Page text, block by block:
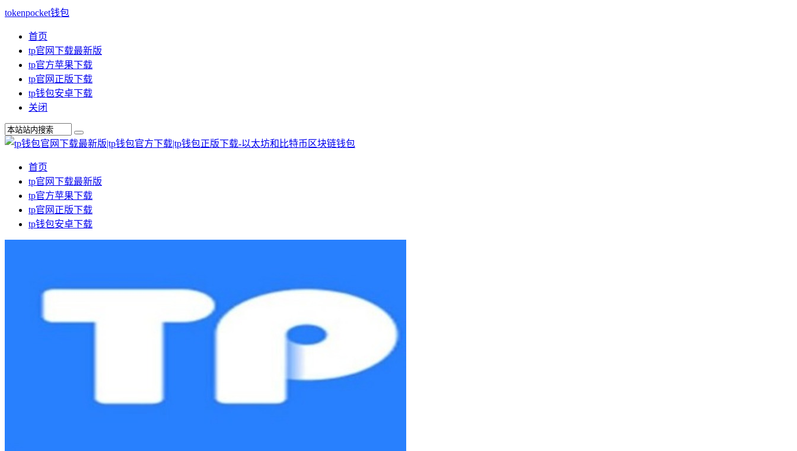
tokenpocket钱包
首页
tp官网下载最新版
tp官方苹果下载
tp官网正版下载
tp钱包安卓下载
关闭
首页
tp官网下载最新版
tp官方苹果下载
tp官网正版下载
tp钱包安卓下载